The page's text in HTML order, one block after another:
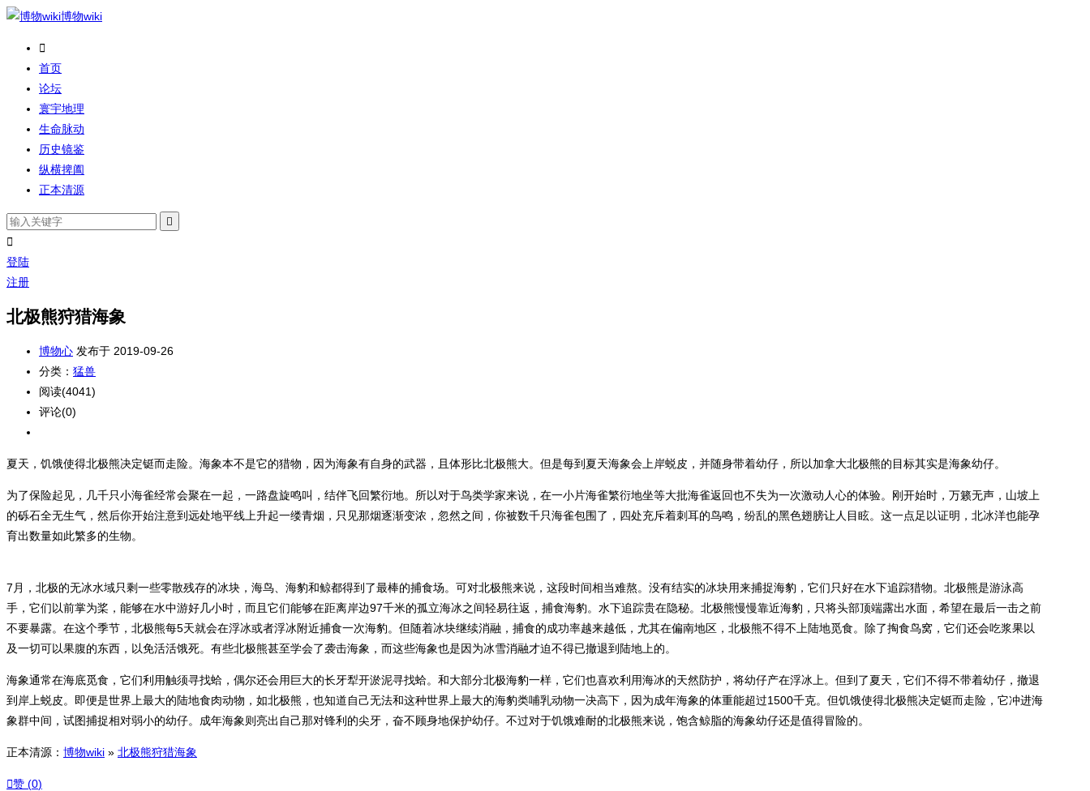
博物wiki

首页
论坛
寰宇地理
生命脉动
历史镜鉴
纵横捭阖
正本清源


登陆
注册
北极熊狩猎海象
博物心 发布于 2019-09-26
分类： 猛兽
阅读(4041)
评论(0)
夏天，饥饿使得北极熊决定铤而走险。海象本不是它的猎物，因为海象有自身的武器，且体形比北极熊大。但是每到夏天海象会上岸蜕皮，并随身带着幼仔，所以加拿大北极熊的目标其实是海象幼仔。
为了保险起见，几千只小海雀经常会聚在一起，一路盘旋鸣叫，结伴飞回繁衍地。所以对于鸟类学家来说，在一小片海雀繁衍地坐等大批海雀返回也不失为一次激动人心的体验。刚开始时，万籁无声，山坡上
的砾石全无生气，然后你开始注意到远处地平线上升起一缕青烟，只见那烟逐渐变浓，忽然之间，你被数千只海雀包围了，四处充斥着刺耳的鸟鸣，纷乱的黑色翅膀让人目眩。这一点足以证明，北冰洋也能孕
育出数量如此繁多的生物。
7月，北极的无冰水域只剩一些零散残存的冰块，海鸟、海豹和鲸都得到了最棒的捕食场。可对北极熊来说，这段时间相当难熬。没有结实的冰块用来捕捉海豹，它们只好在水下追踪猎物。北极熊是游泳高
手，它们以前掌为桨，能够在水中游好几小时，而且它们能够在距离岸边97千米的孤立海冰之间轻易往返，捕食海豹。水下追踪贵在隐秘。北极熊慢慢靠近海豹，只将头部顶端露出水面，希望在最后一击之前
不要暴露。在这个季节，北极熊每5天就会在浮冰或者浮冰附近捕食一次海豹。但随着冰块继续消融，捕食的成功率越来越低，尤其在偏南地区，北极熊不得不上陆地觅食。除了掏食鸟窝，它们还会吃浆果以
及一切可以果腹的东西，以免活活饿死。有些北极熊甚至学会了袭击海象，而这些海象也是因为冰雪消融才迫不得已撤退到陆地上的。
海象通常在海底觅食，它们利用触须寻找蛤，偶尔还会用巨大的长牙犁开淤泥寻找蛤。和大部分北极海豹一样，它们也喜欢利用海冰的天然防护，将幼仔产在浮冰上。但到了夏天，它们不得不带着幼仔，撤退
到岸上蜕皮。即便是世界上最大的陆地食肉动物，如北极熊，也知道自己无法和这种世界上最大的海豹类哺乳动物一决高下，因为成年海象的体重能超过1500千克。但饥饿使得北极熊决定铤而走险，它冲进海
象群中间，试图捕捉相对弱小的幼仔。成年海象则亮出自己那对锋利的尖牙，奋不顾身地保护幼仔。不过对于饥饿难耐的北极熊来说，饱含鲸脂的海象幼仔还是值得冒险的。
正本清源： 博物wiki » 北极熊狩猎海象
赞 (0)